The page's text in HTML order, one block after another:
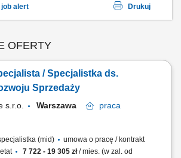
job alert Drukuj
OFERTY
/ Specjalistka ds.
Sprzedaży
s.r.o. Warszawa
praca
(mid)
umowa o pracę / kontrakt
7 722 - 19 305 zł/ mies. (w zal. od